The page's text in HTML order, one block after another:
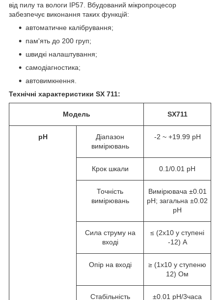
від пилу та вологи IP57. Вбудований мікропроцесор
забезпечує виконання таких функцій:
автоматичне калібрування;
пам'ять до 200 груп;
швидкі налаштування;
самодіагностика;
автовимкнення.
Технічні характеристики SX 711:
Модель SX711
рН
Діапазон
вимірювань
-2 ~ +19.99 рН
Крок шкали 0.1/0.01 рН
Точність
вимірювань
Вимірювача ±0.01
рН; загальна ±0.02
pH
Сила струму на
вході
≤ (2х10 у ступені
-12) А
Опір на вході
≥ (1х10 у ступеню
12) Ом
Стабільність ±0.01 рН/3часа